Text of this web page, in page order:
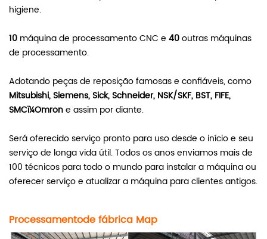
higiene.
10 máquina de processamento CNC e 40outras máquinas
de processamento.
Adotando peças de reposição famosas e confiáveis, como
Mitsubishi, Siemens, Sick, Schneider, NSK/SKF, BST, FIFE,
SMCï¼Omrone assim por diante.
Será oferecido serviço pronto para uso desde o início e seu
serviço de longa vida útil. Todos os anos enviamos mais de
100 técnicos para todo o mundo para instalar a máquina ou
oferecer serviço e atualizar a máquina para clientes antigos.
Processamentode fábrica Map